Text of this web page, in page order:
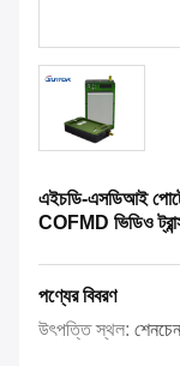
এইচডি-এসডিআই
COFMD ভিডিও
পণ্যের বিবরণ
উৎপত্তি স্থল: